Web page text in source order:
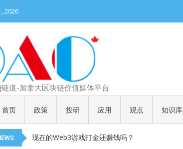
2026
道-加拿大区块链价值媒体平台
首页 政策 投研 应用 观点 知识库
DePIN 为 Web3 带来现实世界的商业机会
Meme 币 vs 精英币：一场加密世界的文化革命
代币就是产品
以太币现货 ETF 获得 SEC 正式批准
现在的Web3游戏打金还赚钱吗？